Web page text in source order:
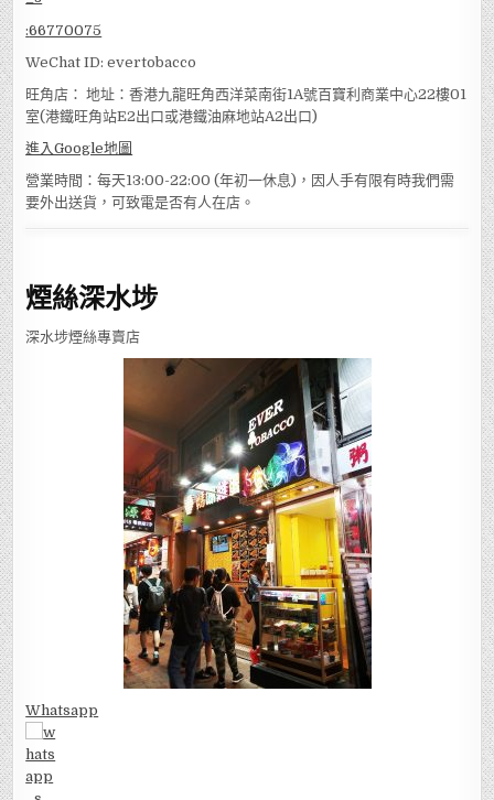
:66770075
WeChat ID: evertobacco
旺角店： 地址：香港九龍旺角西洋菜南街1A號百寶利商業中心22樓01
室(港鐵旺角站E2出口或港鐵油麻地站A2出口)
進入Google地圖
營業時間：每天13:00-22:00 (年初一休息)，因人手有限有時我們需
要外出送貨，可致電是否有人在店。
煙絲深水埗
深水埗煙絲專賣店
Whatsapp